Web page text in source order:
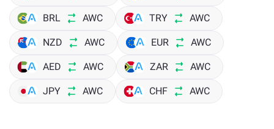
BRL AWC TRY AWC
NZD AWC EUR AWC
AED AWC ZAR AWC
JPY AWC CHF AWC